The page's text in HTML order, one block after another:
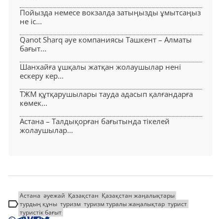
Пойызда немесе вокзалда затыңызды ұмытсаңыз
не іс...
Qanot Sharq әуе компаниясы Ташкент – Алматы
бағыт...
Шанхайға ұшқалы жатқан жолаушылар нені
ескеру кер...
ТЖМ құтқарушылары тауда адасып қалғандарға
көмек...
Астана – Талдықорған бағытында тікелей
жолаушылар...
Астана әуежай Қазақстан Қазақстан жаңалықтары
турдың құны туризм туризм туралы жаңалықтар турист
туристік бағыт